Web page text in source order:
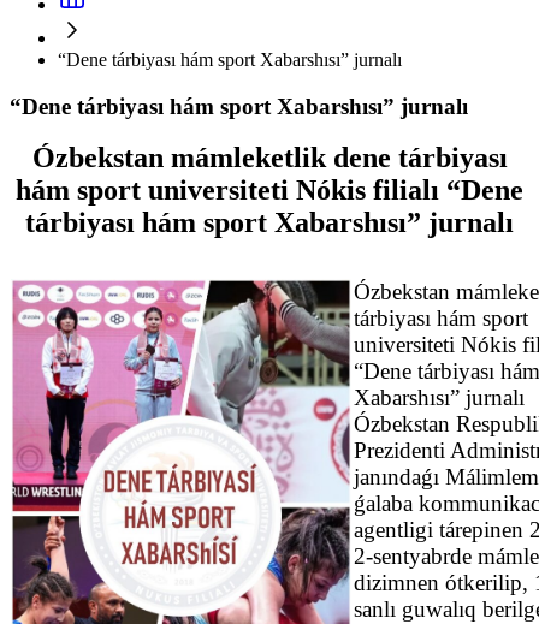
“Dene tárbiyası hám sport Xabarshısı” jurnalı
“Dene tárbiyası hám sport Xabarshısı” jurnalı
Ózbekstan mámleketlik dene tárbiyası
hám sport universiteti Nókis filialı “Dene
tárbiyası hám sport Xabarshısı” jurnalı
Ózbekstan
tárbiyası hám sport
universiteti Nókis
“Dene tárbiyası
Xabarshısı” jurnalı
Ózbekstan
Prezidenti
janındaǵı
ǵalaba
agentligi tárepinen
2-sentyabrde
dizimnen ótkerilip,
sanlı guwalıq